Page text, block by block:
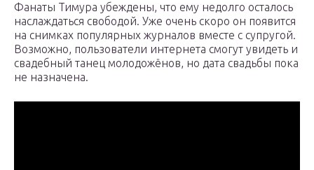
Фанаты Тимура убеждены, что ему недолго осталось
наслаждаться свободой. Уже очень скоро он появится
на снимках популярных журналов вместе с супругой.
Возможно, пользователи интернета смогут увидеть и
свадебный танец молодожёнов, но дата свадьбы пока
не назначена.